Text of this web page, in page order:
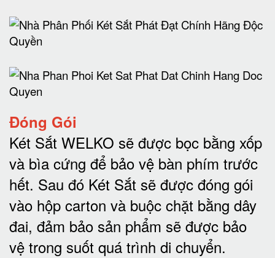
Đóng Gói
Két Sắt WELKO sẽ được bọc bằng xốp
và bìa cứng để bảo vệ bàn phím trước
hết. Sau đó Két Sắt sẽ được đóng gói
vào hộp carton và buộc chặt bằng dây
đai, đảm bảo sản phẩm sẽ được bảo
vệ trong suốt quá trình di chuyển.